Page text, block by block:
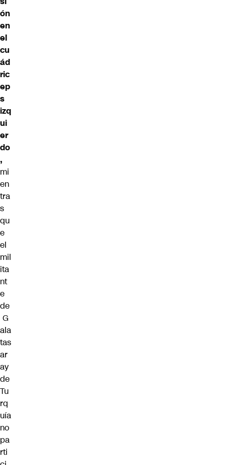
ón
en
el
cu
ád
ric
ep
s
izq
ui
er
do
,
mi
en
tra
s
qu
e
el
mil
ita
nt
e
de
G
ala
tas
ar
ay
de
Tu
rq
uía
no
pa
rti